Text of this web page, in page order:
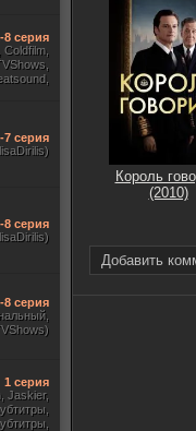
Король
(2010)
Добавить
8 серия
7 серия
8 серия
8 серия
1 серия
Jaskier,